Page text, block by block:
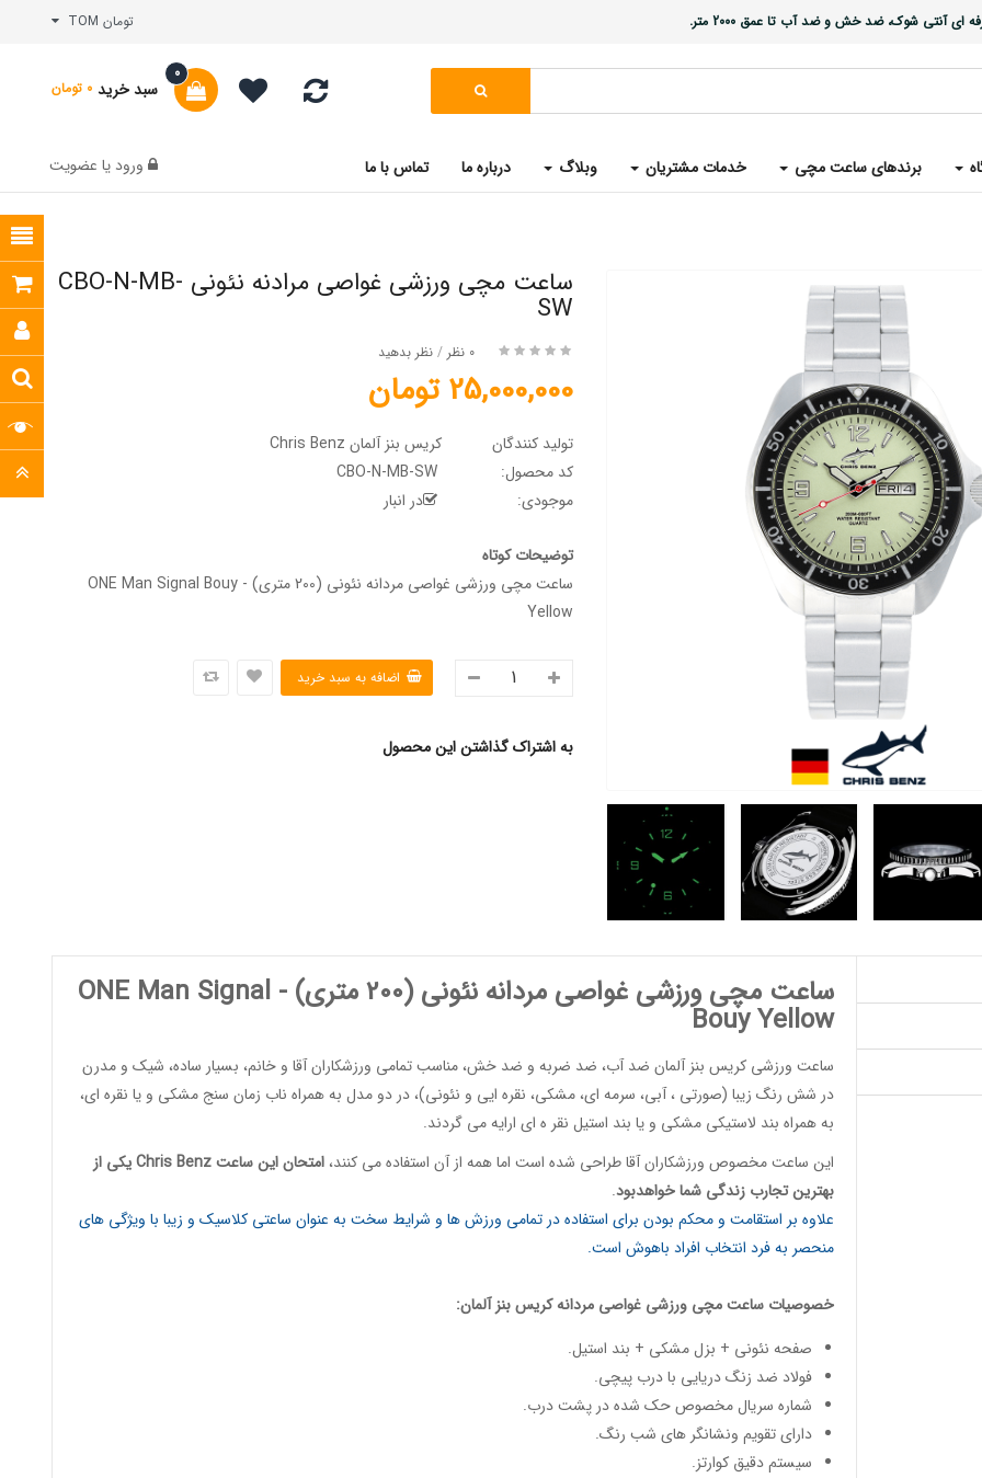
آنتی شوک، ضد خش و ضد آب تا عمق 2000 متر. تومان TOM
سبد خرید
0
0 تومان
برندهای ساعت مچی خدمات مشتریان وبلاگ درباره ما تماس با ما ورود یا عضویت
ساعت مچی ورزشی غواصی مرادنه نئونی CBO-N-MB-
SW
0 نظر /نظر بدهید
25,000,000 تومان
تولید کنندگان
کریس بنز آلمان Chris Benz
کد محصول:
CBO-N-MB-SW
موجودی:
در انبار
توضیحات کوتاه
ساعت مچی ورزشی غواصی مردانه نئونی (200 متری) - ONE Man Signal Bouy
Yellow
به اشتراک گذاشتن این محصول
ساعت مچی ورزشی غواصی مردانه نئونی (200 متری) - ONE Man Signal
Bouy Yellow
ساعت ورزشی کریس بنز آلمانضد آب، ضد ضربه و ضد خش، مناسب تمامی ورزشکاران آقا و خانم، بسیار ساده، شیک و مدرن
در شش رنگ زیبا (صورتی ، آبی، سرمه ای، مشکی، نقره ایی و نئونی)، در دو مدل به همراه ناب زمان سنج مشکی و یا نقره ای،
به همراه بند لاستیکی مشکی و یا بند استیل نقر ه ای ارایه می گردند.
این ساعت مخصوص ورزشکاران آقاطراحی شده است اما همه از آن استفاده می کنند، امتحان این ساعتChris Benzیکی از
بهترین تجارب زندگی شما خواهدبود.
علاوه بر استقامت و محکم بودن برای استفاده در تمامی ورزش ها و شرایط سخت به عنوان ساعتی کلاسیک و زیبا با ویژگی های
منحصر به فرد انتخاب افراد باهوش است.
خصوصیات ساعت مچی ورزشی غواصی مردانهکریس بنز آلمان:
صفحه نئونی + بزل مشکی + بند استیل.
فولاد ضد زنگ دریایی با درب پیچی.
شماره سریال مخصوص حک شده در پشت درب.
دارای تقویم ونشانگر های شب رنگ.
سیستم دقیق کوارتز.